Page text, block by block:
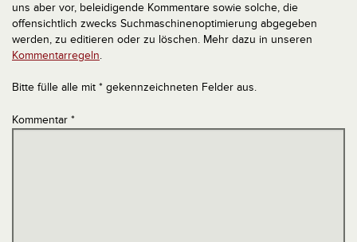
uns aber vor, beleidigende Kommentare sowie solche, die
offensichtlich zwecks Suchmaschinenoptimierung abgegeben
werden, zu editieren oder zu löschen. Mehr dazu in unseren
Kommentarregeln.
Bitte fülle alle mit * gekennzeichneten Felder aus.
Kommentar *